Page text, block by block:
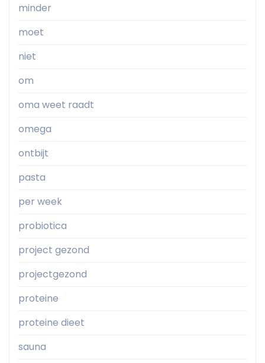
minder
moet
niet
om
oma weet raadt
omega
ontbijt
pasta
per week
probiotica
project gezond
projectgezond
proteine
proteine dieet
sauna